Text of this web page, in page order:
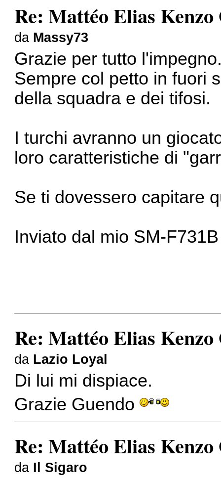
Re: Mattéo Elias
da Massy73
Grazie per tutto
Sempre col petto in fuori
della squadra e dei tifosi.
I turchi avranno un
loro caratteristiche di
Se ti dovessero capitare
Inviato dal mio SM-
Re: Mattéo Elias
da Lazio Loyal
Di lui mi dispiace.
Grazie Guendo
Re: Mattéo Elias
da Il Sigaro